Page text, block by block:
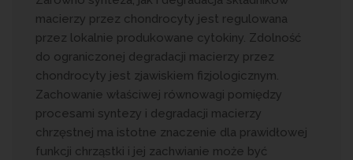
macierzy przez chondrocyty jest regulowana
przez lokalnie produkowane cytokiny. Zdolność
do ograniczonej degradacji macierzy przez
chondrocyty jest zjawiskiem fizjologicznym.
Zachowanie właściwej równowagi pomiędzy
procesami syntezy i degradacji macierzy
chrzęstnej ma istotne znaczenie dla prawidłowej
funkcji chrząstki i jej zachwianie może być